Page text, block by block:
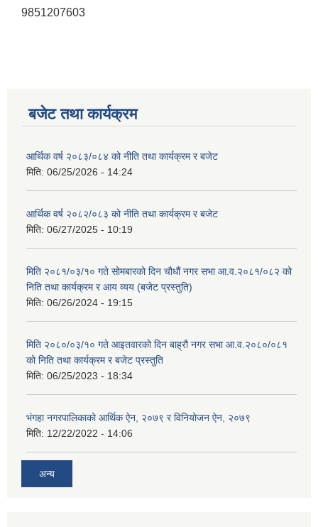
9851207603
बजेट तथा कार्यक्रम
आर्थिक वर्ष २०८३/०८४ को नीति तथा कार्यक्रम र बजेट
मिति: 06/25/2026 - 14:24
आर्थिक वर्ष २०८२/०८३ को नीति तथा कार्यक्रम र बजेट
मिति: 06/27/2025 - 10:19
मिति २०८१/०३/१० गते सोमबारको दिन चौधौं नगर सभा आ.व.२०८१/०८२ को
निति तथा कार्यक्रम र आय व्यय (बजेट प्रस्तुति)
मिति: 06/26/2024 - 19:15
मिति २०८०/०३/१० गते आइतवारको दिन बाह्रौ नगर सभा आ.व.२०८०/०८१
को निति तथा कार्यक्रम र बजेट प्रस्तुति
मिति: 06/25/2023 - 18:34
भंगहा नगरपालिकाको आर्थिक ऐन, २०७९ र विनियोजन ऐन, २०७९
मिति: 12/22/2022 - 14:06
अन्य